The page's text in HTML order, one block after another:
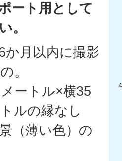
ート用として
。
か月以内に撮影
。
ートル×横35
ルの縁なし
（薄い色）の